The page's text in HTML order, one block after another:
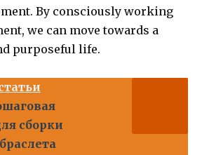
By consciously working
we can move towards a
purposeful life.
сборки